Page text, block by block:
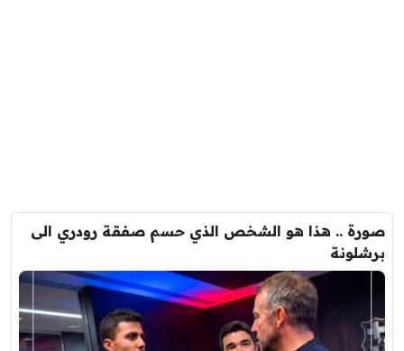
صورة .. هذا هو الشخص الذي حسم صفقة رودري الى
برشلونة